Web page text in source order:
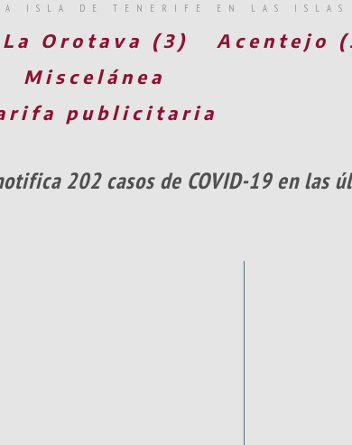
ISLA DE TENERIFE EN LAS ISLAS
Orotava (3)
Acentejo
Miscelánea
publicitaria
202 casos de COVID-19 en las